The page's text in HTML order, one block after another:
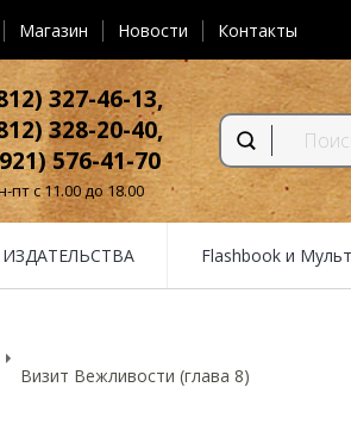
Магазин Новости Контакты
327-46-13,
328-20-40,
576-41-70
пт с 11.00 до 18.00
Flashbook и
Визит Вежливости (глава 8)